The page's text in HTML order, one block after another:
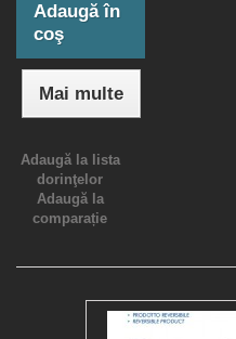
Adaugă în
coş
Mai multe
Adaugă la lista
dorinţelor
Adaugă la
comparație